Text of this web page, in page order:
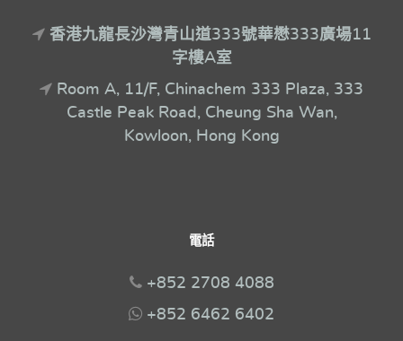
香港九龍長沙灣青山道333號華懋333廣場11
字樓A室
Room A, 11/F, Chinachem 333 Plaza, 333
Castle Peak Road, Cheung Sha Wan,
Kowloon, Hong Kong
電話
+852 2708 4088
+852 6462 6402